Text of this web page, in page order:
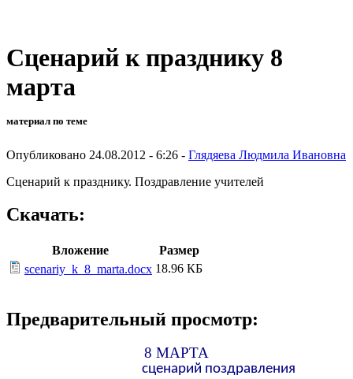
Сценарий к празднику 8
марта
материал по теме
Опубликовано 24.08.2012 - 6:26 - Глядяева Людмила Ивановна
Сценарий к празднику. Поздравление учителей
Скачать:
Вложение
Размер
scenariy_k_8_marta.docx 18.96 КБ
Предварительный просмотр:
8 МАРТА
сценарий поздравления